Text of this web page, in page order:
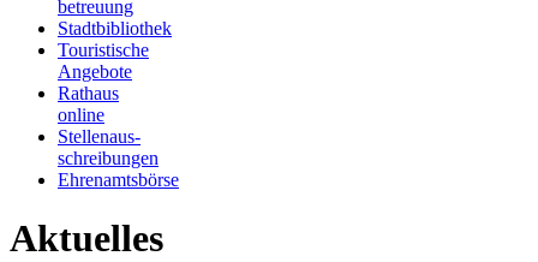
betreuung
Stadtbibliothek
Touristische
Angebote
Rathaus
online
Stellenaus-
schreibungen
Ehrenamtsbörse
Aktuelles